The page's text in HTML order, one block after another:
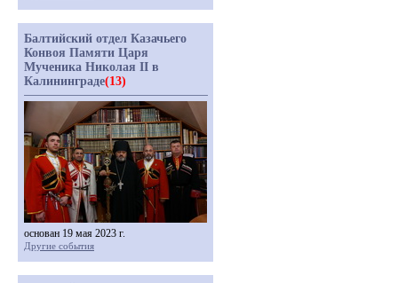
Балтийский отдел Казачьего
Конвоя Памяти Царя
Мученика Николая II в
Калининграде(13)
основан 19 мая 2023 г.
Другие события